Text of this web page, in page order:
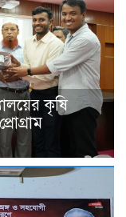
কৃষি